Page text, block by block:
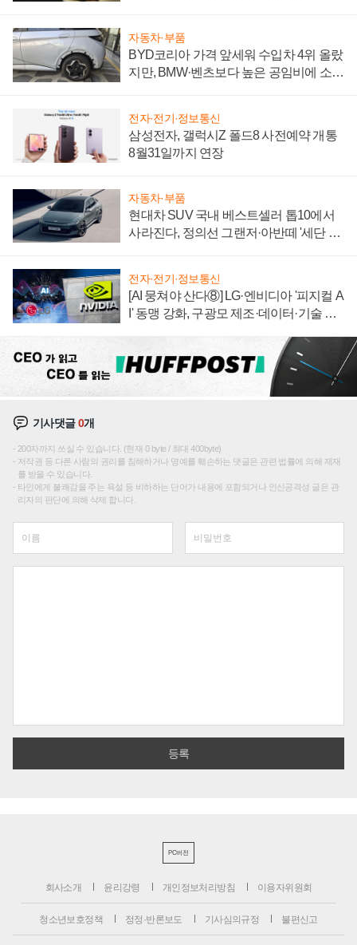
자동차·부품
BYD코리아 가격 앞세워 수입차 4위 올랐
지만, BMW·벤츠보다 높은 공임비에 소비
전자·전기·정보통신
삼성전자, 갤럭시Z 폴드8 사전예약 개통
8월31일까지 연장
자동차·부품
현대차 SUV 국내 베스트셀러 톱10에서
사라진다, 정의선 그랜저·아반떼 '세단 쌍
전자·전기·정보통신
[AI 뭉쳐야 산다⑧] LG·엔비디아 '피지컬 A
I' 동맹 강화, 구광모 제조·데이터·기술 결
기사댓글0개
200자까지 쓰실 수 있습니다. (현재 0 byte / 최대 400byte)
저작권 등 다른 사람의 권리를 침해하거나 명예를 훼손하는 댓글은 관련 법률에 의해 제재
를 받을 수 있습니다.
타인에게 불쾌감을 주는 욕설 등 비하하는 단어가 내용에 포함되거나 인신공격성 글은 관
리자의 판단에 의해 삭제 합니다.
PC버전
회사소개 윤리강령 개인정보처리방침 이용자위원회
청소년보호정책 정정·반론보도 기사심의규정 불편신고